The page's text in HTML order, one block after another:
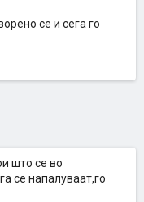
се и сега го
што се во
се напалуваат,го